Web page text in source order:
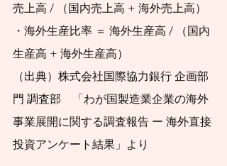
退職後は日本証券業
協会の金融・証券イ
ンストラクター、投
資信託協会の登録講
師、日本学生支援機
構認定スカラシッ
売上高 / （国内売上高 + 海外売上高）
・海外生産比率 ＝ 海外生産高 / （国内
生産高 + 海外生産高）
（出典）株式会社国際協力銀行 企画部
門 調査部　「わが国製造業企業の海外
事業展開に関する調査報告 ー 海外直接
投資アンケート結果」より